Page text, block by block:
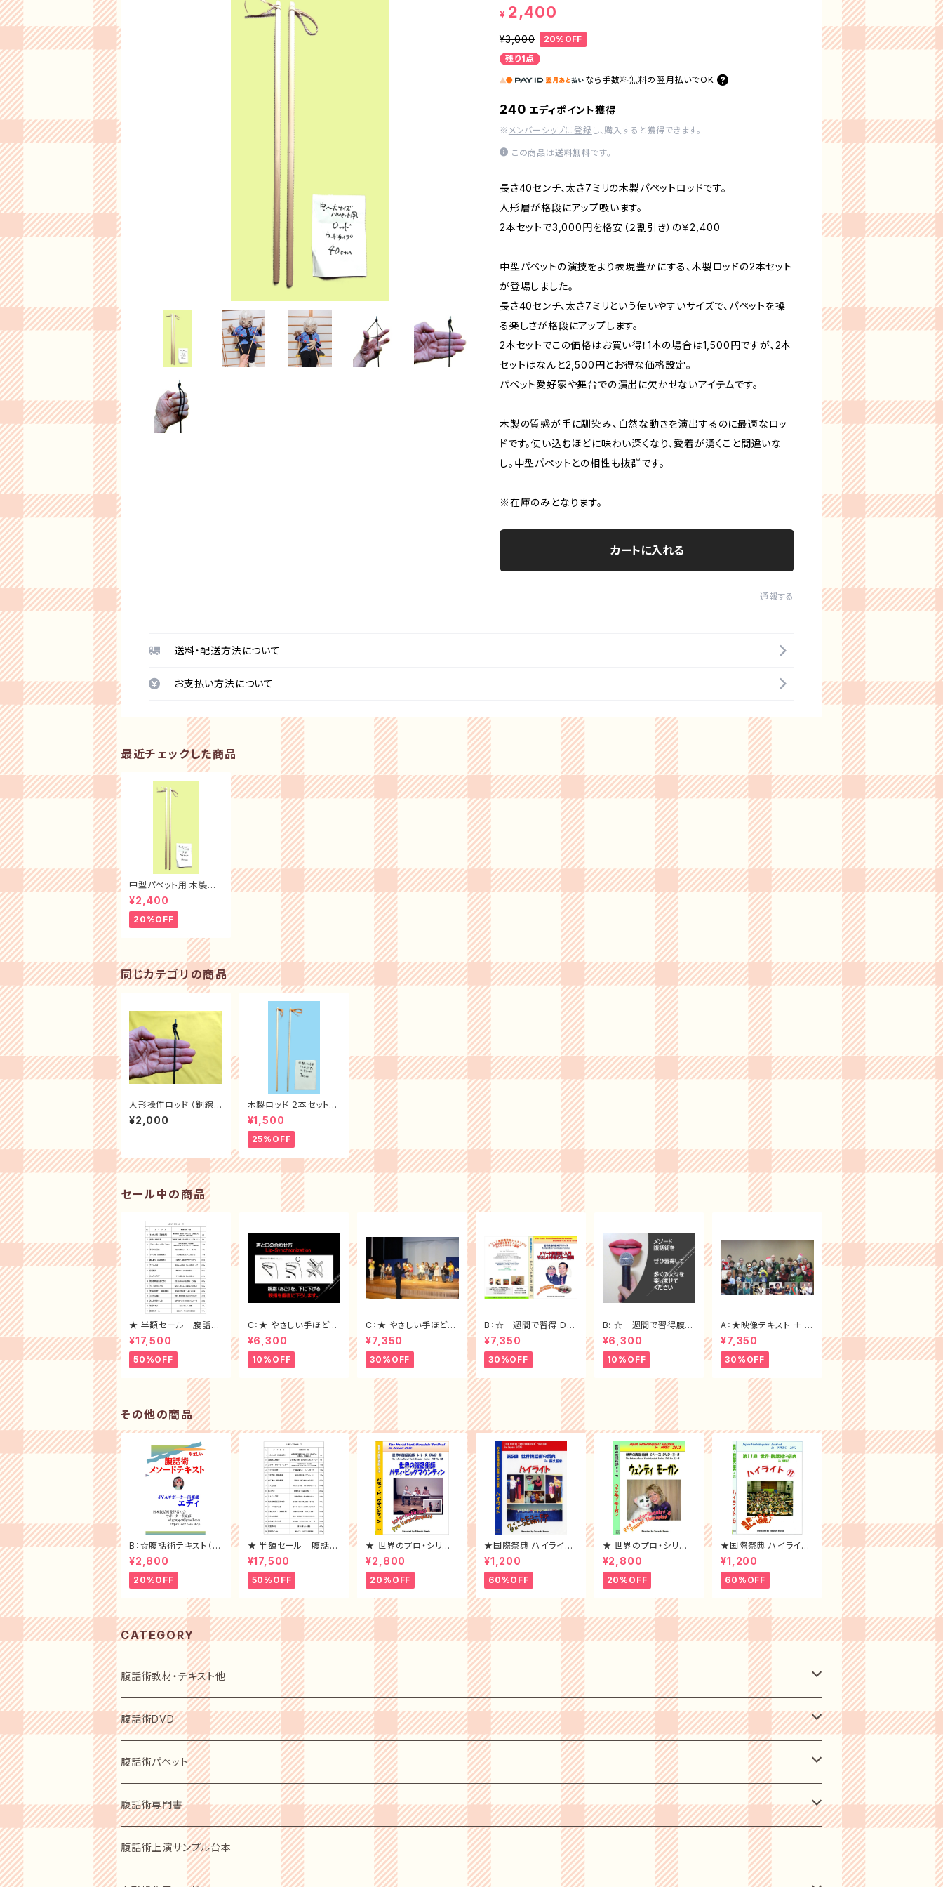
¥ 2,400
¥3,000
20%OFF
残り1点
なら 手数料無料の 翌月払いでOK
240 エディポイント獲得
※ メンバーシップに登録 し、購入すると獲得できます。
この商品は送料無料です。
長さ40センチ、太さ7ミリの木製パペットロッドです。
人形層が格段にアップ吸います。
2本セットで3,000円を格安（２割引き）の￥2,400
中型パペットの演技をより表現豊かにする、木製ロッドの2本セット
が登場しました。
長さ40センチ、太さ7ミリという使いやすいサイズで、パペットを操
る楽しさが格段にアップします。
2本セットでこの価格はお買い得！1本の場合は1,500円ですが、2本
セットはなんと2,500円とお得な価格設定。
パペット愛好家や舞台での演出に欠かせないアイテムです。
木製の質感が手に馴染み、自然な動きを演出するのに最適なロッ
ドです。使い込むほどに味わい深くなり、愛着が湧くこと間違いな
し。中型パペットとの相性も抜群です。
※在庫のみとなります。
カートに入れる
通報する
送料・配送方法について
お支払い方法について
最近チェックした商品
中型パペット用 木製ロ
ッド ２本セット現品のみ
¥2,400
20%OFF
同じカテゴリの商品
人形操作ロッド （銅線）
42cm１本
¥2,000
木製ロッド ２本セット大
特価＜小型パペット用
＞
¥1,500
25%OFF
セール中の商品
★ 半額セール 腹話術
サンプル台本10冊 （ 1~
10 ）全セット
¥17,500
50%OFF
C：★ やさしい手ほどき
（簡単に習得 DVD）
¥6,300
10%OFF
C：★ やさしい手ほどき
DVD ＋ 腹話術テキスト
＜大特価セット割f）
¥7,350
30%OFF
B：☆一週間で習得 DV
D ＋ 腹話術テキスト ＜
大特価セット割30%off
＞
¥7,350
30%OFF
B: ☆一週間で習得腹話
術 DVD
¥6,300
10%OFF
A：★映像テキスト ＋ 腹
話術テキスト＜大特価
セット割30%off ＞
¥7,350
30%OFF
その他の商品
B：☆腹話術テキスト（独
りで学べる優れもの）
¥2,800
20%OFF
★ 半額セール 腹話術
サンプル台本10冊 （ 1~
10 ）全セット
¥17,500
50%OFF
★ 世界のプロ・シリー
ズ DVD-⑱
¥2,800
20%OFF
★国際祭典 ハイライト
DVD-2006年
¥1,200
60%OFF
★ 世界のプロ・シリー
ズ DVD-⑬B
¥2,800
20%OFF
★国際祭典 ハイライト
DVD-2012年
¥1,200
60%OFF
CATEGORY
腹話術教材・テキスト他
初心者用入門テキスト
指導者用テキスト
上演必需品
人形スタント
ステージカーテン
腹話術DVD
初心者用入門DVD
レベルアップショーDVD
指導者の手ほどき 2枚組
腹話術パペット
動物ソフトパッペト
人型人形
人型パペット
腹話術専門書
腹話術愛好者用
腹話術上演サンプル台本